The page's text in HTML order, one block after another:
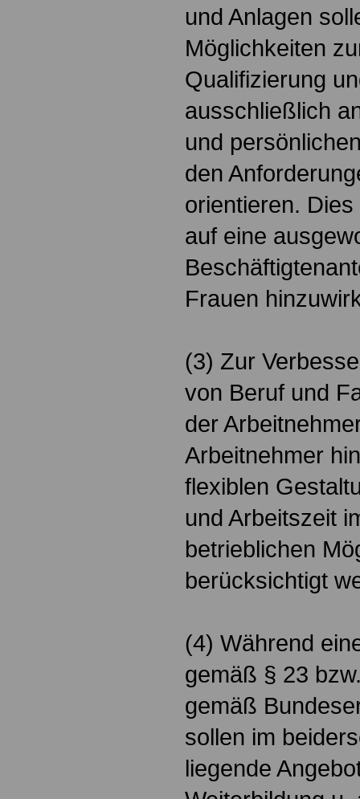
und Anlagen
Möglichkeiten
Qualifizierung
ausschließlich
und
den
orientieren.
auf eine
Frauen
(3) Zur
von Beruf und
der
Arbeitnehmer
flexiblen
und Arbeitszeit
betrieblichen
berücksichtigt
(4) Während
gemäß § 23
gemäß
sollen im
liegende